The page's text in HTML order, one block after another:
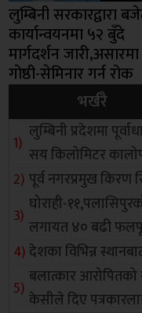
लुम्बिनी सरकारद्वारा
कार्यान्वयनमा ५२ बुँदे
मार्गदर्शन जारी,असारमा
गोष्ठी-सेमिनार गर्न रोक
भर्खरै
लुम्बिनी प्रदेशमा
सय किलोमिटर
पूर्व नगरप्रमुख किरण
घोराही-
लगायत ४० बढी
देशका विभिन्न
बलात्कार
केसीले दिए